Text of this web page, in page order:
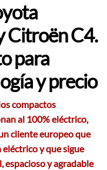
Citroën C4.
para
y precio
compactos
al 100% eléctrico,
cliente europeo que
eléctrico y que sigue
espacioso y agradable